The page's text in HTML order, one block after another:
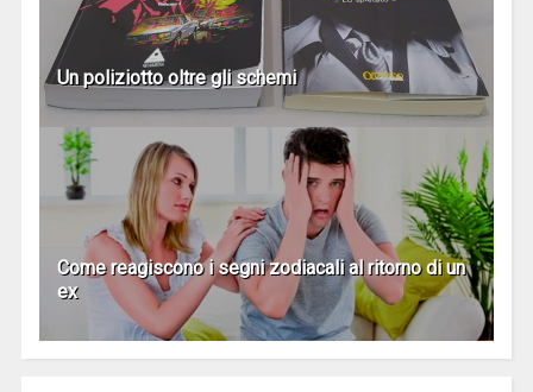
Un poliziotto oltre gli schemi
Come reagiscono i segni zodiacali al ritorno di un
ex